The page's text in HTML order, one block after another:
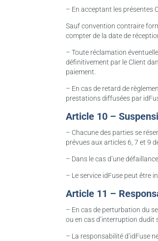
– En acceptant les présentes
Sauf convention contraire
compter de la date de
– Toute réclamation
définitivement par le Client
paiement.
– En cas de retard de
prestations diffusées par
Article 10 –
– Chacune des parties se
prévues aux articles 6, 7 et 9
– Dans le cas d’une
– Le service idFuse peut être
Article 11 –
– En cas de perturbation du
ou en cas d’interruption
– La responsabilité d’idFuse